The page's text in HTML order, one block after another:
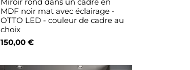
Miroir rond dans un cadre en
MDF noir mat avec éclairage -
OTTO LED - couleur de cadre au
choix
150,00 €